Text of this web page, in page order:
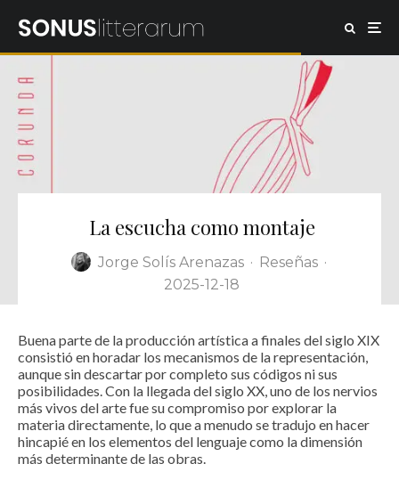
La escucha como montaje
Jorge Solís Arenazas · Reseñas ·
2025-12-18
Buena parte de la producción artística a finales del siglo XIX
consistió en horadar los mecanismos de la representación,
aunque sin descartar por completo sus códigos ni sus
posibilidades. Con la llegada del siglo XX, uno de los nervios
más vivos del arte fue su compromiso por explorar la
materia directamente, lo que a menudo se tradujo en hacer
hincapié en los elementos del lenguaje como la dimensión
más determinante de las obras.